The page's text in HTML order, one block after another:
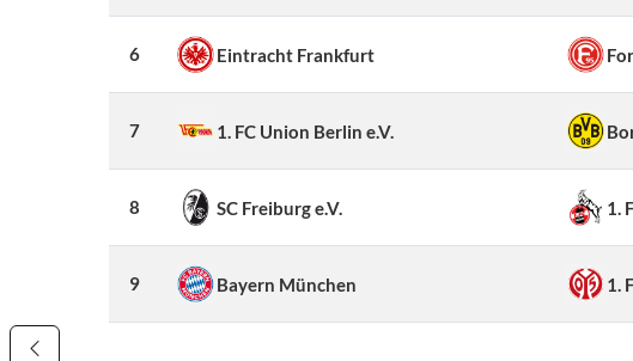
6 Eintracht Frankfurt
7 1. FC Union Berlin e.V.
8 SC Freiburg e.V. 1.
9 Bayern München 1.